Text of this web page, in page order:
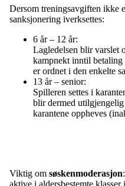
Dersom treningsavgiften ikke
sanksjonering iverksettes:
6 år – 12 år:
Lagledelsen blir varslet
kampnekt inntil betaling
er ordnet i den enkelte
13 år – senior:
Spilleren settes i
blir dermed
karantene oppheves
Viktig om søskenmoderasjon
aktive i aldersbestemte